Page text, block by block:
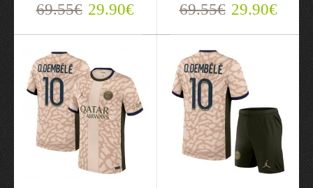
Germain Dembele 10
Segunda Equipación
69.55€ 29.90€
69.55€ 29.90€ 69.55€ 29.90€